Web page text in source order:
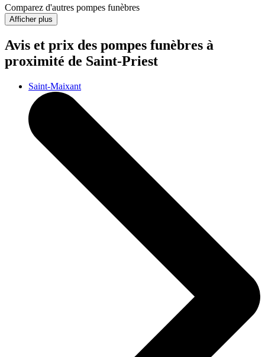
Comparez d'autres pompes funèbres
Afficher plus
Avis et prix des pompes funèbres à
proximité de Saint-Priest
Saint-Maixant